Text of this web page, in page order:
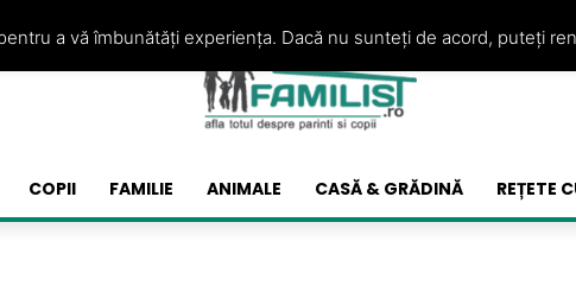
COPII FAMILIE ANIMALE CASĂ & GRĂDINĂ REȚETE
a vă îmbunătăți experiența. Dacă nu sunteți de acord, puteți